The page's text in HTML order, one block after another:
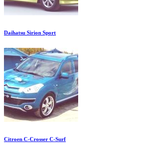
Daihatsu Sirion Sport
Citroen C-Crosser C-Surf